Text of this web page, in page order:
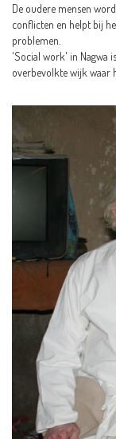
De oudere mensen
conflicten en helpt bij
problemen.
'Social work' in Nagwa
overbevolkte wijk waar